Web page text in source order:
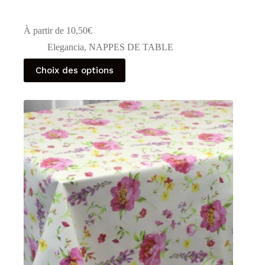
À partir de 10,50€
Elegancia, NAPPES DE TABLE
Choix des options
Ce
produit
a
Les
options
peuvent
être
choisies
sur
la
page
du
produit